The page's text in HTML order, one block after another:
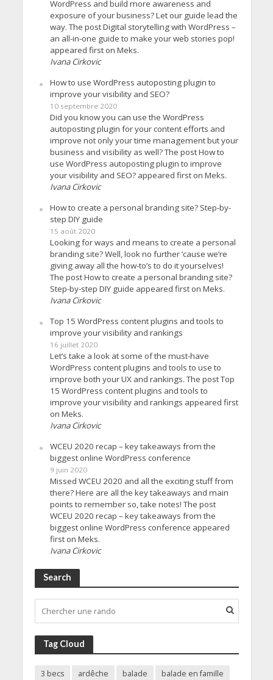
WordPress and build more awareness and
exposure of your business? Let our guide lead the
way. The post Digital storytelling with WordPress –
an all-in-one guide to make your web stories pop!
appeared first on Meks.
Ivana Cirkovic
How to use WordPress autoposting plugin to
improve your visibility and SEO?
10 septembre 2020
Did you know you can use the WordPress
autoposting plugin for your content efforts and
improve not only your time management but your
business and visibility as well? The post How to
use WordPress autoposting plugin to improve
your visibility and SEO? appeared first on Meks.
Ivana Cirkovic
How to create a personal branding site? Step-by-
step DIY guide
15 août 2020
Looking for ways and means to create a personal
branding site? Well, look no further ’cause we’re
giving away all the how-to’s to do it yourselves!
The post How to create a personal branding site?
Step-by-step DIY guide appeared first on Meks.
Ivana Cirkovic
Top 15 WordPress content plugins and tools to
improve your visibility and rankings
16 juillet 2020
Let’s take a look at some of the must-have
WordPress content plugins and tools to use to
improve both your UX and rankings. The post Top
15 WordPress content plugins and tools to
improve your visibility and rankings appeared first
on Meks.
Ivana Cirkovic
WCEU 2020 recap – key takeaways from the
biggest online WordPress conference
9 juin 2020
Missed WCEU 2020 and all the exciting stuff from
there? Here are all the key takeaways and main
points to remember so, take notes! The post
WCEU 2020 recap – key takeaways from the
biggest online WordPress conference appeared
first on Meks.
Ivana Cirkovic
Search
Tag Cloud
3 becs ardêche balade
balade en famille